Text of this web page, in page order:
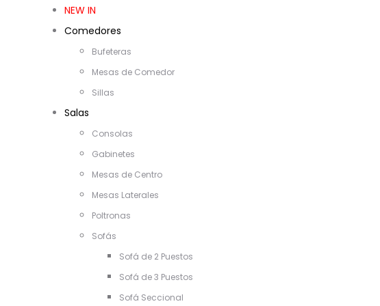
NEW IN
Comedores
Bufeteras
Mesas de Comedor
Sillas
Salas
Consolas
Gabinetes
Mesas de Centro
Mesas Laterales
Poltronas
Sofás
Sofá de 2 Puestos
Sofá de 3 Puestos
Sofá Seccional